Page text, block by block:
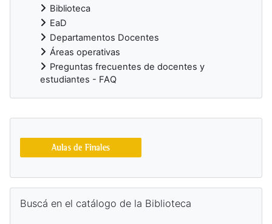
Biblioteca
EaD
Departamentos Docentes
Áreas operativas
Preguntas frecuentes de docentes y
estudiantes - FAQ
Bloques suplementarios
Buscá en el catálogo de la Biblioteca